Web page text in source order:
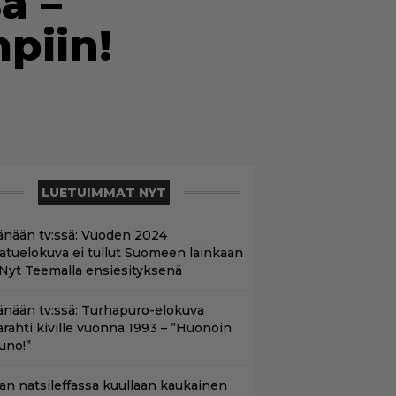
LUETUIMMAT NYT
tv:ssä: Vuoden 2024
ei tullut Suomeen lainkaan
Teemalla ensiesityksenä
tv:ssä: Turhapuro-elokuva
kiville vuonna 1993 – ”Huonoin
natsileffassa kuullaan kaukainen